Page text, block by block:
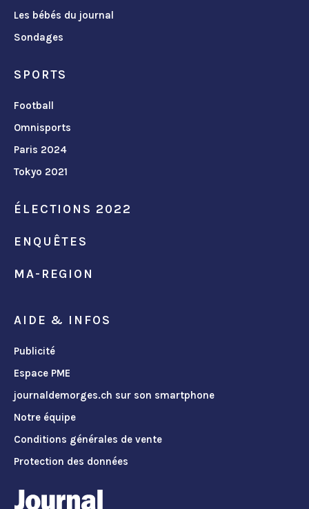
Les bébés du journal
Sondages
SPORTS
Football
Omnisports
Paris 2024
Tokyo 2021
ÉLECTIONS 2022
ENQUÊTES
MA-REGION
AIDE & INFOS
Publicité
Espace PME
journaldemorges.ch sur son smartphone
Notre équipe
Conditions générales de vente
Protection des données